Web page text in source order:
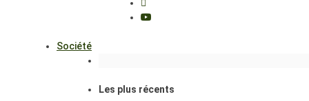
Société
Les plus récents